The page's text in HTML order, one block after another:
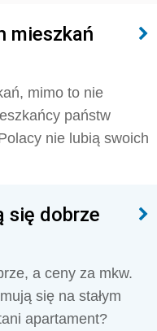
mieszkań
mimo to nie
państw
nie lubią swoich
się dobrze
a ceny za mkw.
się na stałym
apartament?